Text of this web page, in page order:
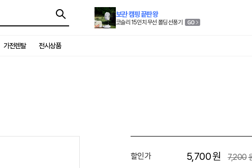
보관 캠핑 끝판왕
코슬리 15인치 무선 폴딩 선풍기
가전렌탈 전시상품
할인가 5,700원 7,200